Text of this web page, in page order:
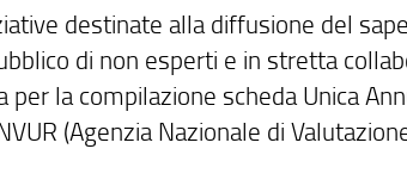
destinate alla diffusione del
di non esperti e in stretta
la compilazione scheda Unica
(Agenzia Nazionale di